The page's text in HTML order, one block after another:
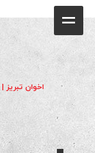
فروشگاه
محصولات
جشنواره فروش ویژه
اخوان تبریز